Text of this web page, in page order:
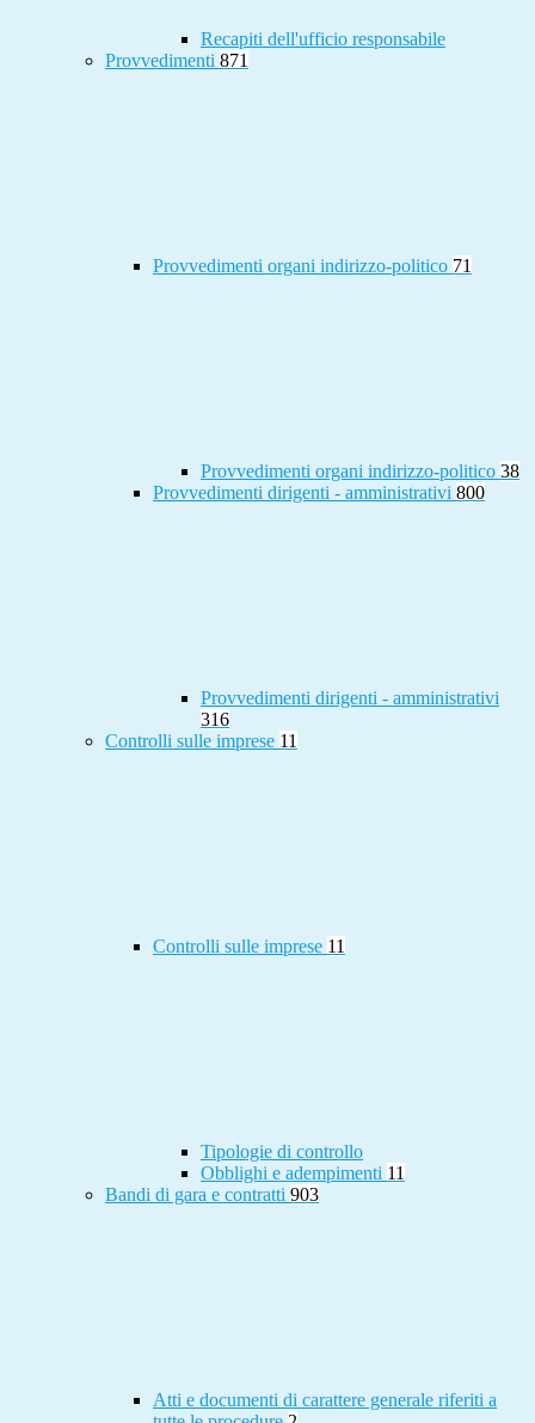
Recapiti dell'ufficio responsabile
Provvedimenti 871
Provvedimenti organi indirizzo-politico 71
Provvedimenti organi indirizzo-politico 38
Provvedimenti dirigenti - amministrativi 800
Provvedimenti dirigenti - amministrativi
316
Controlli sulle imprese 11
Controlli sulle imprese 11
Tipologie di controllo
Obblighi e adempimenti 11
Bandi di gara e contratti 903
Atti e documenti di carattere generale riferiti a